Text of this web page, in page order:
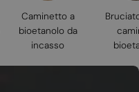
Caminetto a
bioetanolo da
incasso